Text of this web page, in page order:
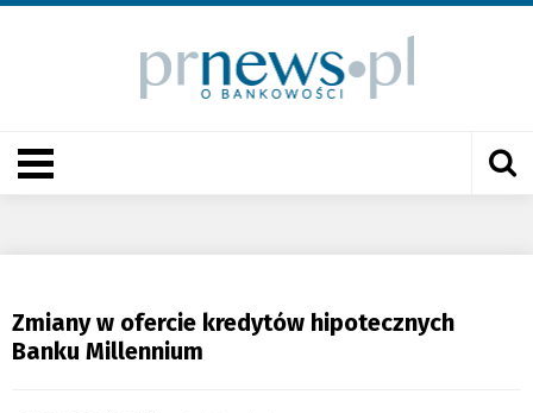
Zmiany w ofercie kredytów hipotecznych
Banku Millennium